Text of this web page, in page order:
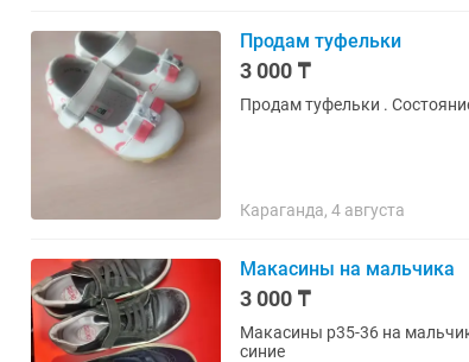
Продам туфельки
3 000 ₸
Продам туфельки .
Караганда, 4 августа
Макасины на мальчика
3 000 ₸
Макасины р35-36 на
синие